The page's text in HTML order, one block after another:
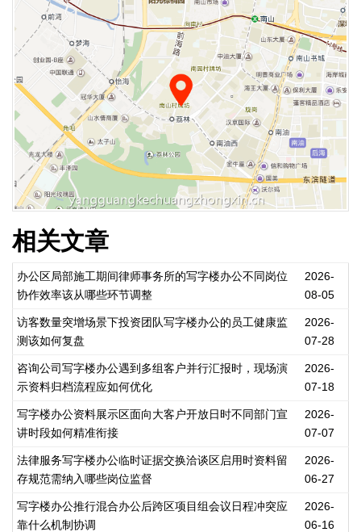
相关文章
办公区局部施工期间律师事务所的写字楼办公不同岗位
协作效率该从哪些环节调整
2026-
08-05
访客数量突增场景下投资团队写字楼办公的员工健康监
测该如何复盘
2026-
07-28
咨询公司写字楼办公遇到多组客户并行汇报时，现场演
示资料归档流程应如何优化
2026-
07-18
写字楼办公资料展示区面向大客户开放日时不同部门宣
讲时段如何精准衔接
2026-
07-07
法律服务写字楼办公临时证据交换洽谈区启用时资料留
存规范需纳入哪些岗位监督
2026-
06-27
写字楼办公推行混合办公后跨区项目组会议日程冲突应
靠什么机制协调
2026-
06-16